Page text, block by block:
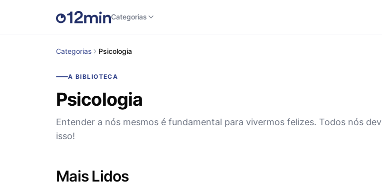
Categorias
Categorias Psicologia
A BIBLIOTECA
Psicologia
Entender a nós mesmos é fundamental para vivermos felizes. Todos nós
isso!
Mais Lidos